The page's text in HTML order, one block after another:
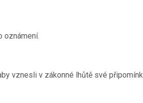
oznámení.
vznesli v zákonné lhůtě své